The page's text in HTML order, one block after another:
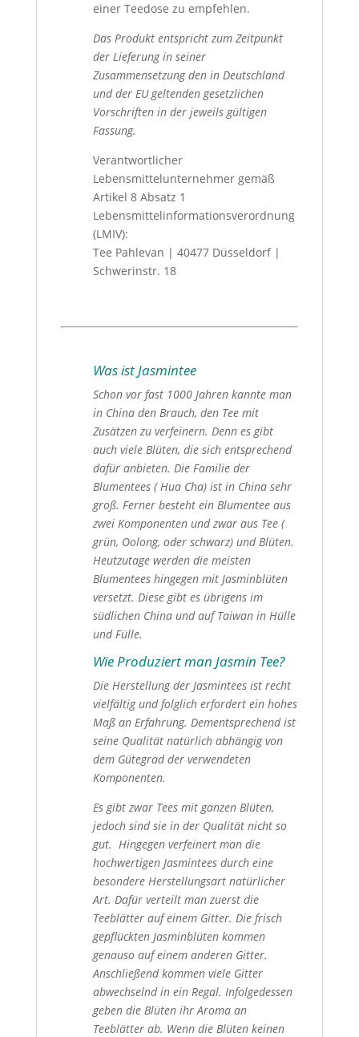
einer Teedose zu empfehlen.
Das Produkt entspricht zum Zeitpunkt
der Lieferung in seiner
Zusammensetzung den in Deutschland
und der EU geltenden gesetzlichen
Vorschriften in der jeweils gültigen
Fassung.
Verantwortlicher
Lebensmittelunternehmer gemäß
Artikel 8 Absatz 1
Lebensmittelinformationsverordnung
(LMIV):
Tee Pahlevan | 40477 Düsseldorf |
Schwerinstr. 18
Was ist Jasmintee
Schon vor fast 1000 Jahren kannte man
in China den Brauch, den Tee mit
Zusätzen zu verfeinern. Denn es gibt
auch viele Blüten, die sich entsprechend
dafür anbieten. Die Familie der
Blumentees ( Hua Cha) ist in China sehr
groß. Ferner besteht ein Blumentee aus
zwei Komponenten und zwar aus Tee (
grün, Oolong, oder schwarz) und Blüten.
Heutzutage werden die meisten
Blumentees hingegen mit Jasminblüten
versetzt. Diese gibt es übrigens im
südlichen China und auf Taiwan in Hülle
und Fülle.
Wie Produziert man Jasmin Tee?
Die Herstellung der Jasmintees ist recht
vielfältig und folglich erfordert ein hohes
Maß an Erfahrung. Dementsprechend ist
seine Qualität natürlich abhängig von
dem Gütegrad der verwendeten
Komponenten.
Es gibt zwar Tees mit ganzen Blüten,
jedoch sind sie in der Qualität nicht so
gut. Hingegen verfeinert man die
hochwertigen Jasmintees durch eine
besondere Herstellungsart natürlicher
Art. Dafür verteilt man zuerst die
Teeblätter auf einem Gitter. Die frisch
gepflückten Jasminblüten kommen
genauso auf einem anderen Gitter.
Anschließend kommen viele Gitter
abwechselnd in ein Regal. Infolgedessen
geben die Blüten ihr Aroma an
Teeblätter ab. Wenn die Blüten keinen